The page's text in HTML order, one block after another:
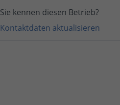
Sie kennen diesen Betrieb?
Kontaktdaten aktualisieren